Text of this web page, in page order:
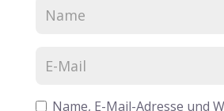
Name, E-Mail-Adresse und